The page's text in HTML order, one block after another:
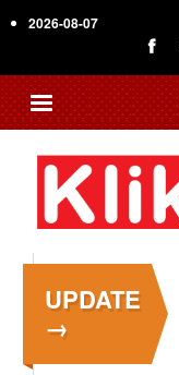
to
content
2026-08-07
UPDATE
→